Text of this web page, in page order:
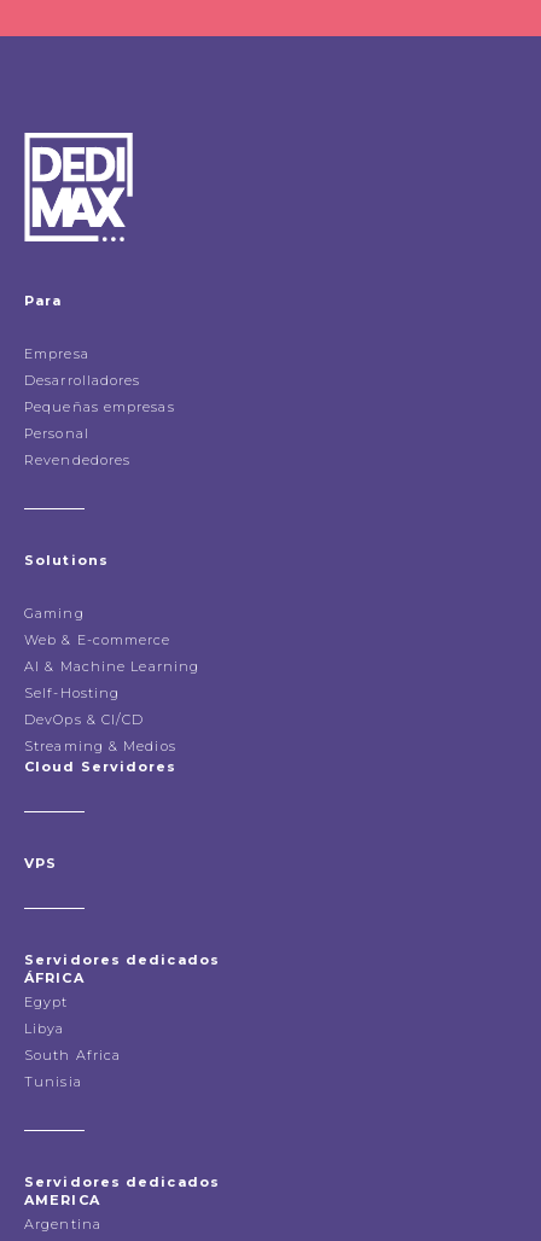
Para
Empresa
Desarrolladores
Pequeñas empresas
Personal
Revendedores
Solutions
Gaming
Web & E-commerce
AI & Machine Learning
Self-Hosting
DevOps & CI/CD
Streaming & Medios
Cloud Servidores
VPS
Servidores dedicados
ÁFRICA
Egypt
Libya
South Africa
Tunisia
Servidores dedicados
AMERICA
Argentina